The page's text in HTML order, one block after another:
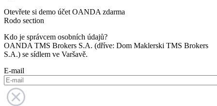
Otevřete si demo účet OANDA zdarma
Rodo section
Kdo je správcem osobních údajů?
OANDA TMS Brokers S.A. (dříve: Dom Maklerski TMS Brokers
S.A.) se sídlem ve Varšavě.
E-mail